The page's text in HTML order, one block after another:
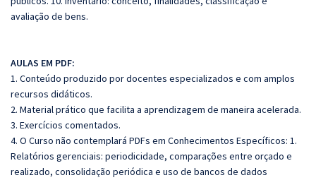
avaliação de bens.
AULAS EM PDF:
1. Conteúdo produzido por docentes especializados e com amplos
recursos didáticos.
2. Material prático que facilita a aprendizagem de maneira acelerada.
3. Exercícios comentados.
4. O Curso não contemplará PDFs em Conhecimentos Específicos: 1.
Relatórios gerenciais: periodicidade, comparações entre orçado e
realizado, consolidação periódica e uso de bancos de dados